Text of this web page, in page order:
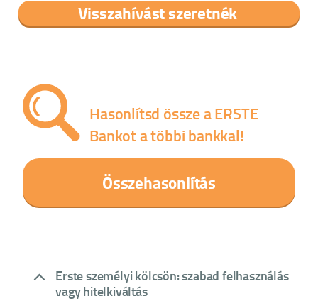
Visszahívást szeretnék
Hasonlítsd össze a ERSTE
Bankot a többi bankkal!
Összehasonlítás
Erste személyi kölcsön: szabad felhasználás
vagy hitelkiváltás